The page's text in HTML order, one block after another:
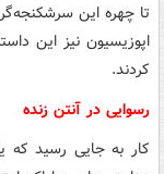
تا چهره این
اپوزیسیون نیز این
کردند.
رسوایی در آنتن زنده
کار به جایی رسید که